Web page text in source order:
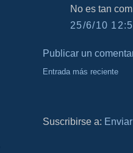
No es tan
25/6/10
Publicar un
Entrada más reciente
Suscribirse a: